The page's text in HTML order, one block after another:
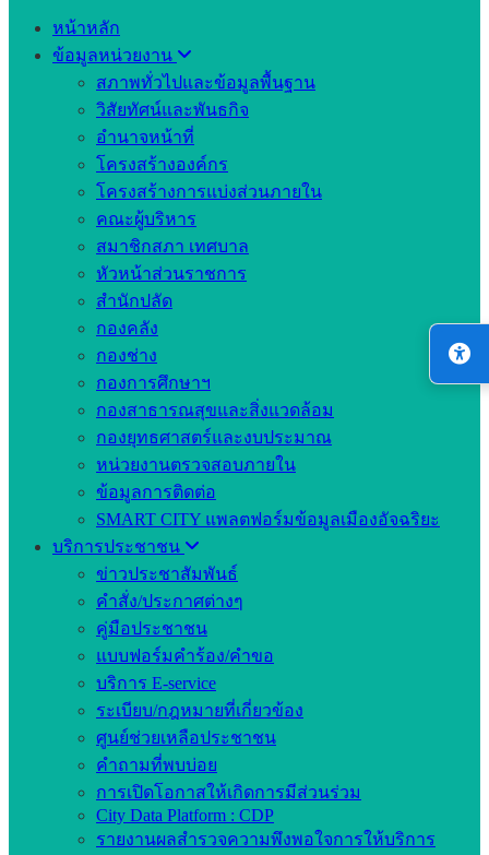
หน้าหลัก
ข้อมูลหน่วยงาน
สภาพทั่วไปและข้อมูลพื้นฐาน
วิสัยทัศน์และพันธกิจ
อำนาจหน้าที่
โครงสร้างองค์กร
โครงสร้างการแบ่งส่วนภายใน
คณะผู้บริหาร
สมาชิกสภา เทศบาล
หัวหน้าส่วนราชการ
สำนักปลัด
กองคลัง
กองช่าง
กองการศึกษาฯ
กองสาธารณสุขและสิ่งแวดล้อม
กองยุทธศาสตร์และงบประมาณ
หน่วยงานตรวจสอบภายใน
ข้อมูลการติดต่อ
SMART CITY แพลตฟอร์มข้อมูลเมืองอัจฉริยะ
บริการประชาชน
ข่าวประชาสัมพันธ์
คำสั่ง/ประกาศต่างๆ
คู่มือประชาชน
แบบฟอร์มคำร้อง/คำขอ
บริการ E-service
ระเบียบ/กฎหมายที่เกี่ยวข้อง
ศูนย์ช่วยเหลือประชาชน
คำถามที่พบบ่อย
การเปิดโอกาสให้เกิดการมีส่วนร่วม
City Data Platform : CDP
รายงานผลสำรวจความพึงพอใจการให้บริการ